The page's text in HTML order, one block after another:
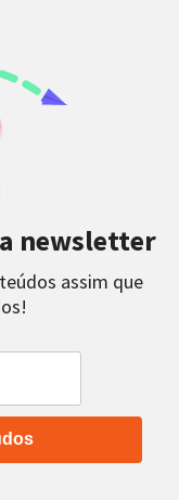
newsletter
assim que